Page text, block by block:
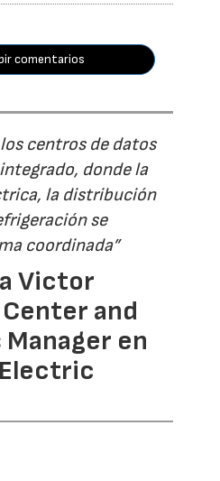
comentarios
centros de datos
donde la
la distribución
se
coordinada”
Victor
and
Manager en